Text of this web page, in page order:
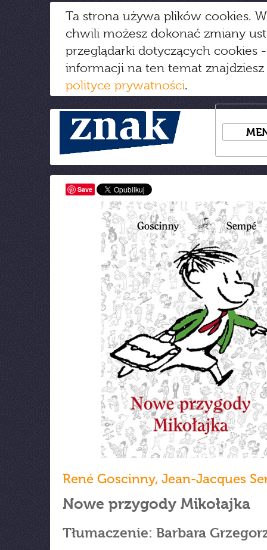
Ta strona używa plików cookies.
chwili możesz dokonać zmiany
przeglądarki dotyczących cookies
informacji na ten temat
polityce prywatności.
Save
René Goscinny, Jean-Jacques
Nowe przygody Mikołajka
Tłumaczenie: Barbara